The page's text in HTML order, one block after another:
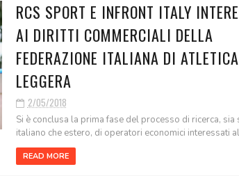
RCS SPORT E INFRONT ITALY
AI DIRITTI COMMERCIALI DELLA
FEDERAZIONE ITALIANA DI ATLETICA
LEGGERA
2/05/2018
Si è conclusa la prima fase del processo di ricerca, sia
italiano che estero, di operatori economici interessati
READ MORE